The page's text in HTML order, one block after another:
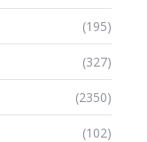
(195)
(327)
(2350)
(102)